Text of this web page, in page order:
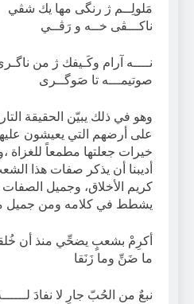
مَلولِــم ژ رنگى مها يك
ناكـــڤى خــه و رَڤــي
نــــه آرام وكَـيفك ژ من
صوتيمـــه تا صَوگــرى
وهو في ذلك يبيّن الحقيقة
على أرضهم التي يعيشون
خيرات جعلتها مطمعاً للغزاة
أديبنا أن يذكر صفات هذا
كريم الأخلاق، وجميل الصفات
يشطط في كلامه ومن جميل ما
أكرِمْ بشعبٍ يضحِّي منذ أن
ما ضَنِّ وما زَنَقا
نبعٌ من الحُبّ جارٍ لا نفادَ